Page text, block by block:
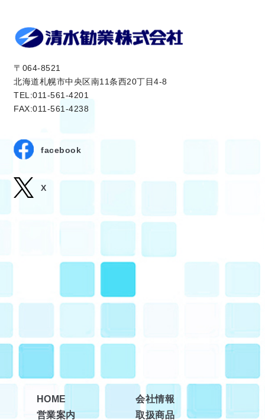
〒064-8521
北海道札幌市中央区南11条西20丁目4-8
TEL:011-561-4201
FAX:011-561-4238
facebook
X
HOME
会社情報
営業案内
取扱商品